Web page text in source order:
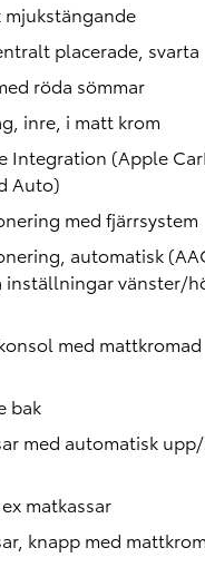
mjukstängande
placerade, svarta
röda sömmar
inre, i matt krom
Integration (Apple
Auto)
med fjärrsystem
automatisk
inställningar vänster/
med mattkromad
bak
med automatisk
matkassar
knapp med